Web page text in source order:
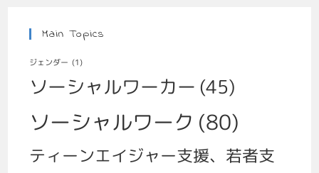
Main Topics
ジェンダー (1)
ソーシャルワーカー (45)
ソーシャルワーク (80)
ティーンエイジャー支援、若者支